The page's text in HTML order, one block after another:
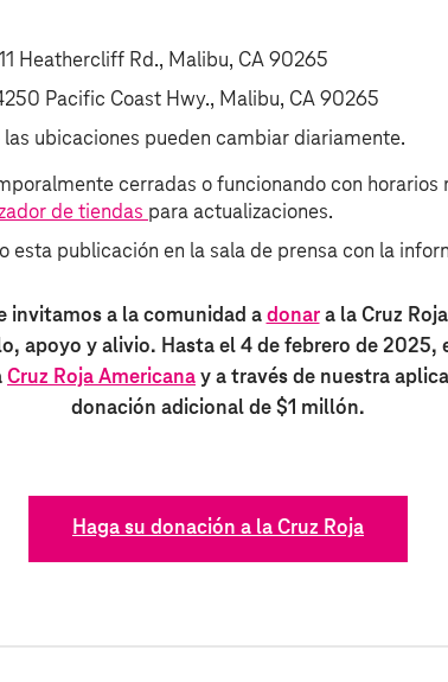
Heathercliff Rd., Malibu, CA 90265
Pacific Coast Hwy., Malibu, CA 90265
las ubicaciones pueden cambiar diariamente.
cerradas o funcionando con horarios
de tiendas para actualizaciones.
esta publicación en la sala de prensa con la
invitamos a la comunidad a donar a la Cruz
apoyo y alivio. Hasta el 4 de febrero de 2025,
Cruz Roja Americana y a través de nuestra
donación adicional de $1 millón.
Haga su donación a la Cruz Roja